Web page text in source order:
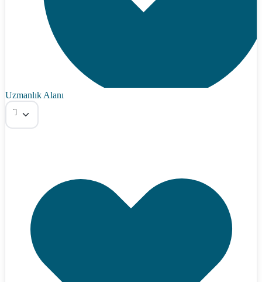
Uzmanlık Alanı
Tümü